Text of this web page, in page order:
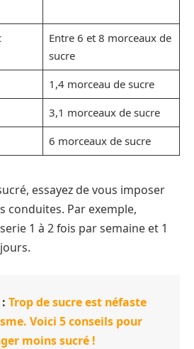
Entre 6 et 8 morceaux de
sucre
1,4 morceau de sucre
3,1 morceaux de sucre
6 morceaux de sucre
essayez de vous imposer
conduites. Par exemple,
1 à 2 fois par semaine et 1
Trop de sucre est néfaste
Voici 5 conseils pour
moins sucré !